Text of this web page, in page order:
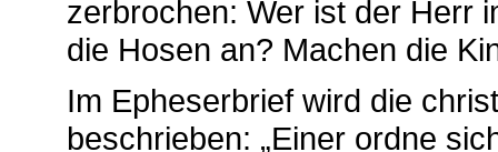
zerbrochen: Wer ist der Herr
die Hosen an? Machen die
Im Epheserbrief wird die
beschrieben: „Einer ordne